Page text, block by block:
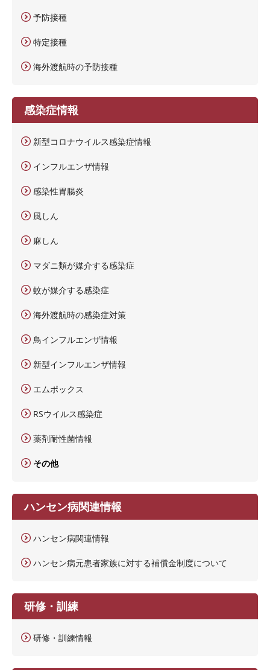
予防接種
特定接種
海外渡航時の予防接種
感染症情報
新型コロナウイルス感染症情報
インフルエンザ情報
感染性胃腸炎
風しん
麻しん
マダニ類が媒介する感染症
蚊が媒介する感染症
海外渡航時の感染症対策
鳥インフルエンザ情報
新型インフルエンザ情報
エムポックス
RSウイルス感染症
薬剤耐性菌情報
その他
ハンセン病関連情報
ハンセン病関連情報
ハンセン病元患者家族に対する補償金制度について
研修・訓練
研修・訓練情報